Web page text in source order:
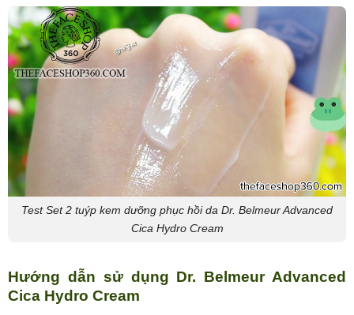
Test Set 2 tuýp kem dưỡng phục hồi da Dr. Belmeur Advanced
Cica Hydro Cream
Hướng dẫn sử dụng Dr. Belmeur Advanced
Cica Hydro Cream